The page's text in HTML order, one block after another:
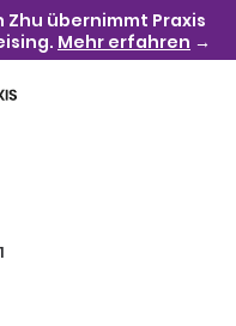
Zhu übernimmt Praxis
Mehr erfahren →